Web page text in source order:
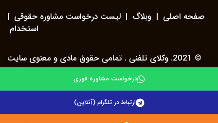
صفحه اصلی | وبلاگ | لیست درخواست مشاوره حقوقی |
استخدام
© 2021. وکلای تلفنی . تمامی حقوق مادی و معنوی سایت
محفوظ می باشد.
درخواست مشاوره فوری
ارتباط در تلگرام (آنلاین)